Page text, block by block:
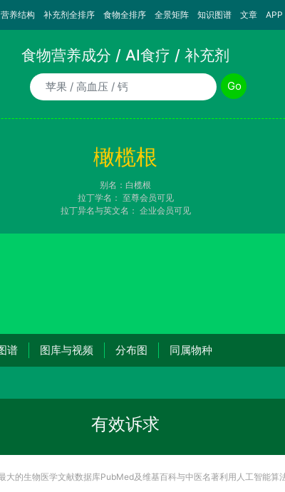
养结构 补充剂全排序 食物全排序 全景矩阵 知识图谱 文章 APP
食物营养成分 / AI食疗 / 补充剂
食疗诉求/补充剂名称
Go
橄榄根
别名：白榄根
拉丁学名： 至尊会员可见
拉丁异名与英文名： 企业会员可见
谱 图库与视频 分布图 同属物种
有效诉求
大的生物医学文献数据库PubMed及维基百科与中医名著利用人工智能算